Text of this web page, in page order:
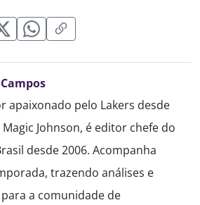
apaixonado pelo Lakers desde
Johnson, é editor chefe do
desde 2006. Acompanha
trazendo análises e
a comunidade de